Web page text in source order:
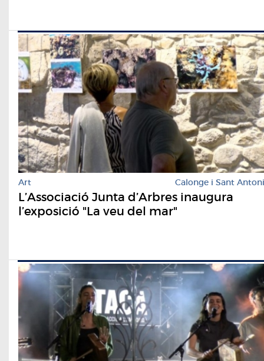
Art Calonge i Sant Antoni
L’Associació Junta d’Arbres inaugura
l’exposició "La veu del mar"